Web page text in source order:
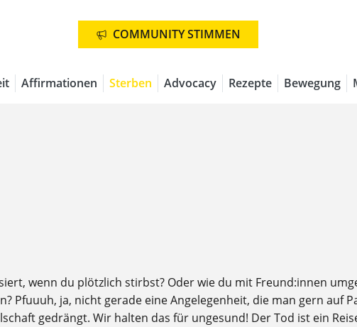
COMMUNITY STIMMEN
Affirmationen Sterben Advocacy Rezepte Bewegung
wenn du plötzlich stirbst? Oder wie du mit Freund:innen
Pfuuuh, ja, nicht gerade eine Angelegenheit, die man gern auf
gedrängt. Wir halten das für ungesund! Der Tod ist ein